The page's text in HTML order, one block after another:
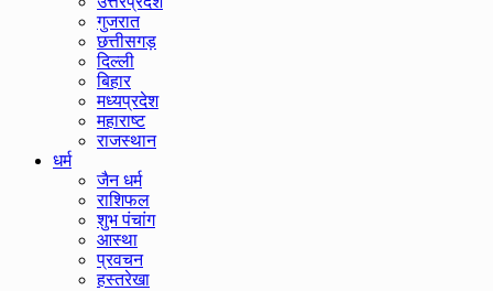
गुजरात
छत्तीसगड़
दिल्ली
बिहार
मध्यप्रदेश
महाराष्ट
राजस्थान
धर्म
जैन धर्म
राशिफल
शुभ पंचांग
आस्था
प्रवचन
हस्तरेखा